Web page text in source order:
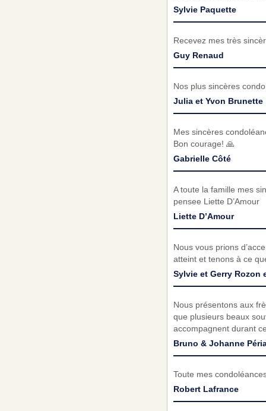
Sylvie Paquette
Recevez mes très
Guy Renaud
Nos plus sincères
Julia et Yvon Brunette
Mes sincères
Bon courage! 🙏
Gabrielle Côté
A toute la famille mes
pensee Liette D’Amour
Liette D’Amour
Nous vous prions
atteint et tenons à ce
Sylvie et Gerry Rozon
Nous présentons aux
que plusieurs beaux
accompagnent durant
Bruno & Johanne
Toute mes
Robert Lafrance